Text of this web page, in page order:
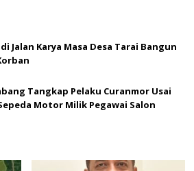
Jalan Karya Masa Desa Tarai Bangun
Tangkap Pelaku Curanmor Usai
Motor Milik Pegawai Salon